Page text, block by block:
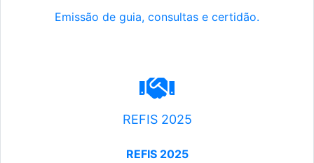
Emissão de guia, consultas e certidão.
REFIS 2025
REFIS 2025